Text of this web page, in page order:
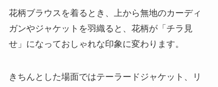
花柄ブラウスを着るとき、上から無地のカーディ
ガンやジャケットを羽織ると、花柄が「チラ見
せ」になっておしゃれな印象に変わります。
きちんとした場面ではテーラードジャケット、リ